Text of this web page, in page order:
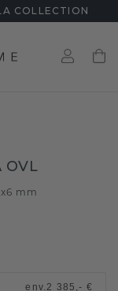
COLLECTION
OVL
mm
env.2 385,- €